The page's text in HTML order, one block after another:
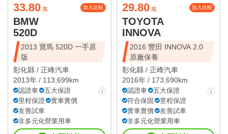
33.80 萬 加入比較
BMW
520D
2013 寶馬 520D 一手原
版
彰化縣 / 正峰汽車
2013年 / 113,699km
認證車
五大保證
里程保證
實車實價
友善試車
非多元化營業用車
29.80 萬 加入比較
TOYOTA
INNOVA
2016 豐田 INNOVA 2.0
原廠保養
彰化縣 / 正峰汽車
2016年 / 173,690km
認證車
五大保證
符合保固
里程保證
實車實價
友善試車
非多元化營業用車